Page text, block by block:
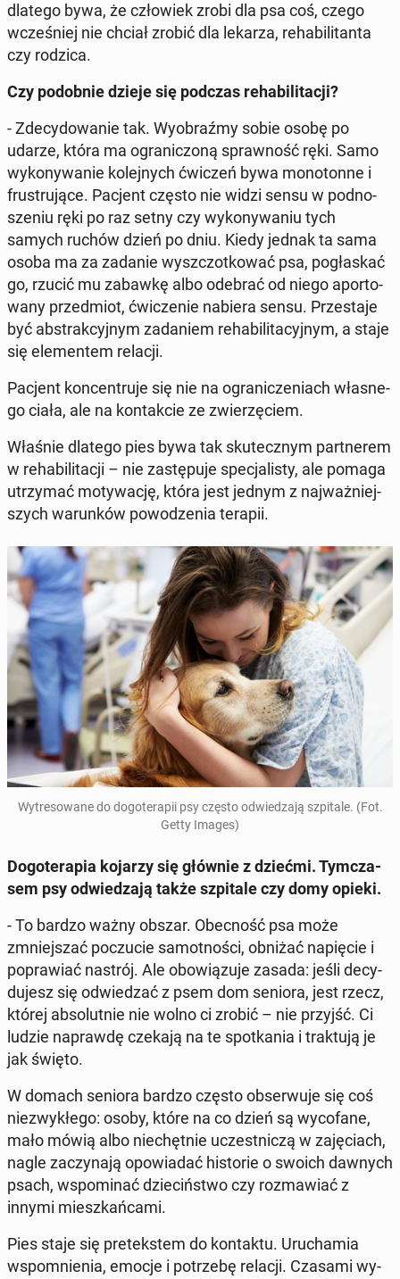
dlatego bywa, że czło­wiek zrobi dla psa coś, czego
wcze­śniej nie chciał zrobić dla lekarza, re­ha­bi­li­tan­ta
czy rodzica.
Czy po­dob­nie dzieje się podczas re­ha­bi­li­ta­cji?
- Zde­cy­do­wa­nie tak. Wy­obraź­my sobie osobę po
udarze, która ma ogra­ni­czo­ną spraw­ność ręki. Samo
wy­ko­ny­wa­nie ko­lej­nych ćwiczeń bywa mo­no­ton­ne i
fru­stru­ją­ce. Pacjent często nie widzi sensu w pod­no­
sze­niu ręki po raz setny czy wy­ko­ny­wa­niu tych
samych ruchów dzień po dniu. Kiedy jednak ta sama
osoba ma za zadanie wy­szczot­ko­wać psa, po­gła­skać
go, rzucić mu zabawkę albo odebrać od niego apor­to­
wa­ny przed­miot, ćwi­cze­nie nabiera sensu. Prze­sta­je
być abs­trak­cyj­nym za­da­niem re­ha­bi­li­ta­cyj­nym, a staje
się ele­men­tem relacji.
Pacjent kon­cen­tru­je się nie na ogra­ni­cze­niach wła­sne­
go ciała, ale na kon­tak­cie ze zwie­rzę­ciem.
Właśnie dlatego pies bywa tak sku­tecz­nym part­ne­rem
w re­ha­bi­li­ta­cji – nie za­stę­pu­je spe­cja­li­sty, ale pomaga
utrzy­mać mo­ty­wa­cję, która jest jednym z naj­waż­niej­
szych wa­run­ków po­wo­dze­nia terapii.
Wy­tre­so­wa­ne do do­go­te­ra­pii psy często od­wie­dza­ją szpi­ta­le. (Fot.
Getty Images)
Do­go­te­ra­pia kojarzy się głównie z dziećmi. Tym­cza­
sem psy od­wie­dza­ją także szpi­ta­le czy domy opieki.
- To bardzo ważny obszar. Obec­ność psa może
zmniej­szać po­czu­cie sa­mot­no­ści, obniżać na­pię­cie i
po­pra­wiać nastrój. Ale obo­wią­zu­je zasada: jeśli de­cy­
du­jesz się od­wie­dzać z psem dom seniora, jest rzecz,
której ab­so­lut­nie nie wolno ci zrobić – nie przyjść. Ci
ludzie na­praw­dę czekają na te spo­tka­nia i trak­tu­ją je
jak święto.
W domach seniora bardzo często ob­ser­wu­je się coś
nie­zwy­kłe­go: osoby, które na co dzień są wy­co­fa­ne,
mało mówią albo nie­chęt­nie uczest­ni­czą w za­ję­ciach,
nagle za­czy­na­ją opo­wia­dać hi­sto­rie o swoich dawnych
psach, wspo­mi­nać dzie­ciń­stwo czy roz­ma­wiać z
innymi miesz­kań­ca­mi.
Pies staje się pre­tek­stem do kon­tak­tu. Uru­cha­mia
wspo­mnie­nia, emocje i po­trze­bę relacji. Czasami wy­